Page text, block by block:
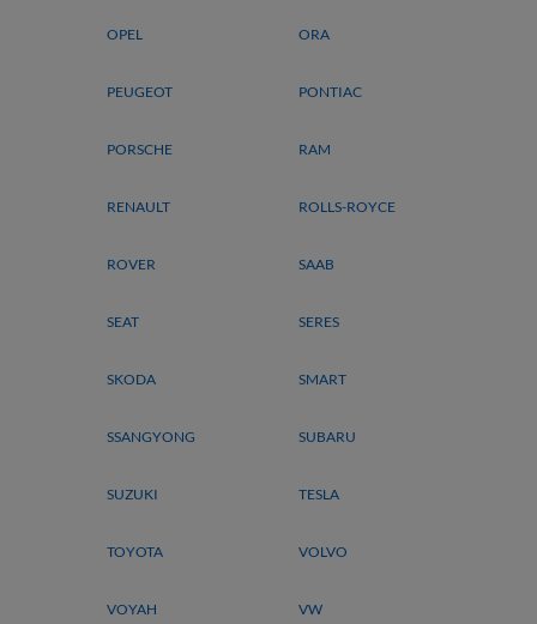
OPEL ORA
PEUGEOT PONTIAC
PORSCHE RAM
RENAULT ROLLS-ROYCE
ROVER SAAB
SEAT SERES
SKODA SMART
SSANGYONG SUBARU
SUZUKI TESLA
TOYOTA VOLVO
VOYAH VW